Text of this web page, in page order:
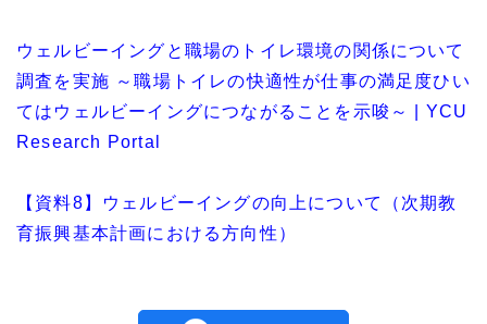
ウェルビーイングと職場のトイレ環境の関係について
調査を実施 ～職場トイレの快適性が仕事の満足度ひい
てはウェルビーイングにつながることを示唆～ | YCU
Research Portal
【資料8】ウェルビーイングの向上について（次期教
育振興基本計画における方向性）